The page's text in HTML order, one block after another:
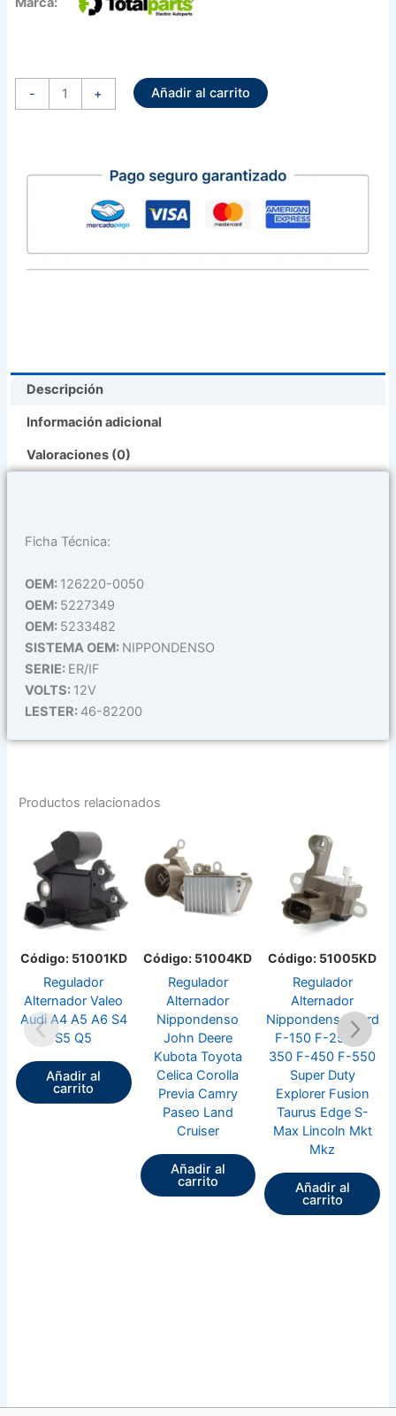
Marca:
-
Alternador
Nippondenso
Dynasty
Dodge
600
Spirit
Dakota
Grand
Plymouth
Acclaim
cantidad
+ Añadir al carrito
Descripción
Información adicional
Valoraciones (0)
Ficha Técnica:
OEM: 126220-0050
OEM: 5227349
OEM: 5233482
SISTEMA OEM: NIPPONDENSO
SERIE: ER/IF
VOLTS: 12V
LESTER: 46-82200
Productos relacionados
Código: 51001KD
Regulador
Alternador Valeo
Audi A4 A5 A6 S4
S5 Q5
Añadir al
carrito
Código: 51004KD
Regulador
Alternador
Nippondenso
John Deere
Kubota Toyota
Celica Corolla
Previa Camry
Paseo Land
Cruiser
Añadir al
carrito
Código: 51005KD
Regulador
Alternador
Nippondenso Ford
F-150 F-250 F-
350 F-450 F-550
Super Duty
Explorer Fusion
Taurus Edge S-
Max Lincoln Mkt
Mkz
Añadir al
carrito